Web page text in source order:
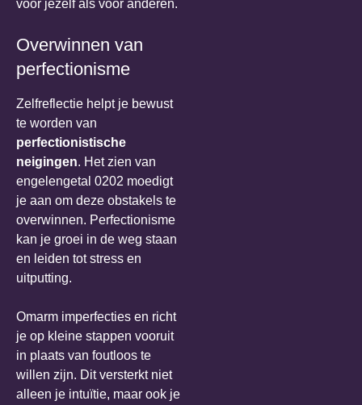
voor jezelf als voor anderen.
Overwinnen van
perfectionisme
Zelfreflectie helpt je bewust
te worden van
perfectionistische
neigingen. Het zien van
engelengetal 0202 moedigt
je aan om deze obstakels te
overwinnen. Perfectionisme
kan je groei in de weg staan
en leiden tot stress en
uitputting.
Omarm imperfecties en richt
je op kleine stappen vooruit
in plaats van foutloos te
willen zijn. Dit versterkt niet
alleen je intuïtie, maar ook je